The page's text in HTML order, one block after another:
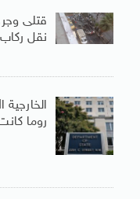
قتلى
نقل
روما